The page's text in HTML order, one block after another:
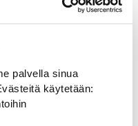
palvella sinua
käytetään:
on muutoin
esittäjällä
(TENK)
asian uudelleen
pitkiä, jopa useita